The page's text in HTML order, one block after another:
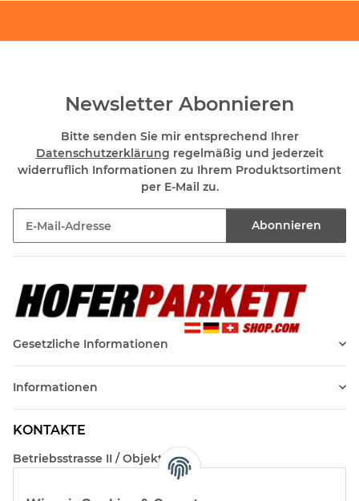
Newsletter Abonnieren
Bitte senden Sie mir entsprechend Ihrer
Datenschutzerklärung regelmäßig und jederzeit
widerruflich Informationen zu Ihrem Produktsortiment
per E-Mail zu.
Abonnieren
Gesetzliche Informationen
Informationen
KONTAKTE
Betriebsstrasse II / Objekt 17